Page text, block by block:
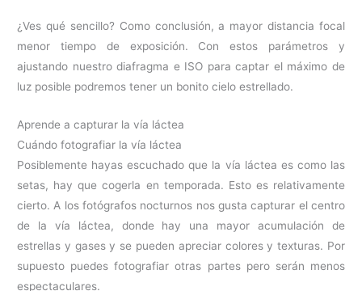
¿Ves qué sencillo? Como conclusión, a mayor distancia focal
menor tiempo de exposición. Con estos parámetros y
ajustando nuestro diafragma e ISO para captar el máximo de
luz posible podremos tener un bonito cielo estrellado.
Aprende a capturar la vía láctea
Cuándo fotografiar la vía láctea
Posiblemente hayas escuchado que la vía láctea es como las
setas, hay que cogerla en temporada. Esto es relativamente
cierto. A los fotógrafos nocturnos nos gusta capturar el centro
de la vía láctea, donde hay una mayor acumulación de
estrellas y gases y se pueden apreciar colores y texturas. Por
supuesto puedes fotografiar otras partes pero serán menos
espectaculares.